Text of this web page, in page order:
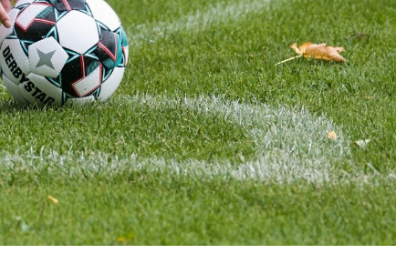
ai giocatori di eseguire passaggi e calci con
palla rotonda. L’ovale fornisce una superficie
ai giocatori di afferrare saldamente la
anche a rendere il gioco più imprevedibile.
prevedibili quando viene calciata o
non convenzionali, creando situazioni di